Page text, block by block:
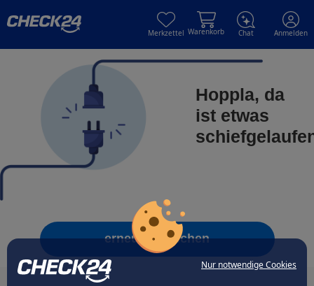
Nur notwendige Cookies
Merkzettel Warenkorb Chat Anmelden
Hoppla, da
ist etwas
erneut versuchen